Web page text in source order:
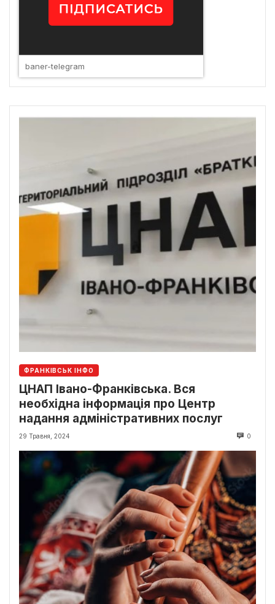
baner-telegram
ФРАНКІВСЬК ІНФО
ЦНАП Івано-Франківська. Вся
необхідна інформація про Центр
надання адміністративних послуг
29 Травня, 2024 0